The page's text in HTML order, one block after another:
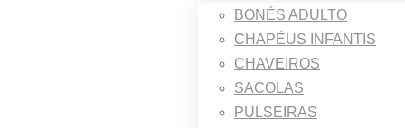
BONÉS ADULTO
CHAPÉUS INFANTIS
CHAVEIROS
SACOLAS
PULSEIRAS